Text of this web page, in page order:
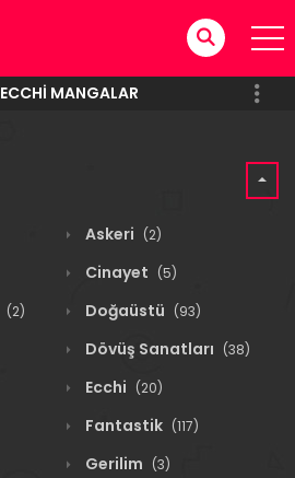
ECCHI MANGALAR
Askeri (2)
Cinayet (5)
(2) Doğaüstü (93)
Dövüş Sanatları (38)
Ecchi (20)
Fantastik (117)
Gerilim (3)